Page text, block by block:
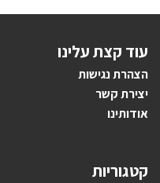
עוד קצת עלינו
הצהרת נגישות
יצירת קשר
אודותינו
קטגוריות